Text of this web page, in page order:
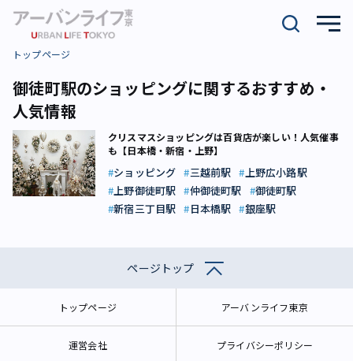
トップページ
御徒町駅のショッピングに関するおすすめ・
人気情報
クリスマスショッピングは百貨店が楽しい！人気催事
も【日本橋・新宿・上野】
ショッピング 三越前駅
上野広小路駅
上野御徒町駅
仲御徒町駅
御徒町駅
新宿三丁目駅
日本橋駅 銀座駅
ページトップ
トップページ アーバンライフ東京
運営会社 プライバシーポリシー